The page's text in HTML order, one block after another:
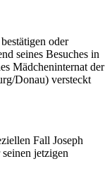
oder
seines Besuches in
Mädcheninternat der
Donau) versteckt
Fall Joseph
jetzigen